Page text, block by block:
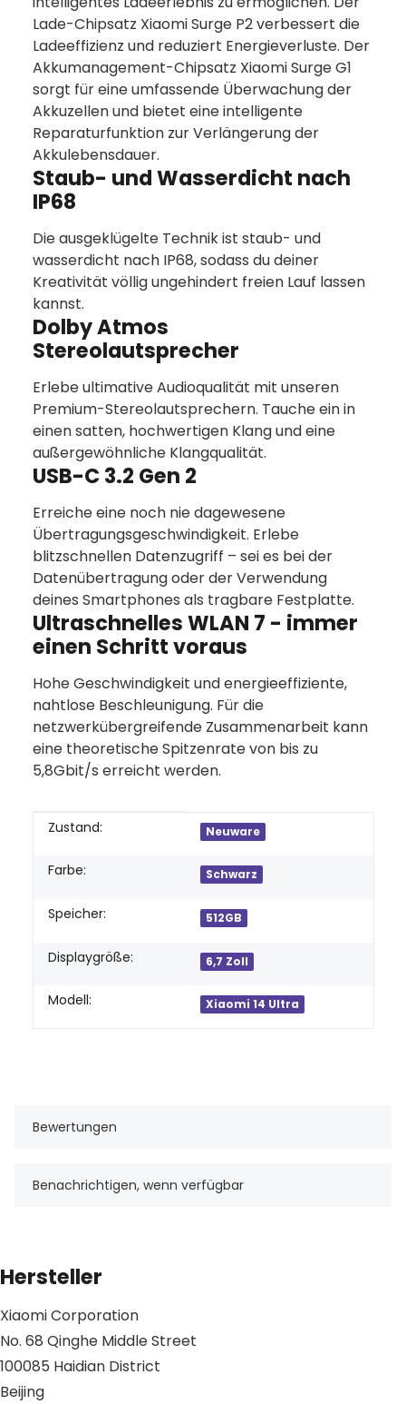
Lade-Chipsatz Xiaomi Surge P2 verbessert die
Ladeeffizienz und reduziert Energieverluste. Der
Akkumanagement-Chipsatz Xiaomi Surge G1
sorgt für eine umfassende Überwachung der
Akkuzellen und bietet eine intelligente
Reparaturfunktion zur Verlängerung der
Akkulebensdauer.
Staub- und Wasserdicht nach
IP68
Die ausgeklügelte Technik ist staub- und
wasserdicht nach IP68, sodass du deiner
Kreativität völlig ungehindert freien Lauf lassen
kannst.
Dolby Atmos
Stereolautsprecher
Erlebe ultimative Audioqualität mit unseren
Premium-Stereolautsprechern. Tauche ein in
einen satten, hochwertigen Klang und eine
außergewöhnliche Klangqualität.
USB-C 3.2 Gen 2
Erreiche eine noch nie dagewesene
Übertragungsgeschwindigkeit. Erlebe
blitzschnellen Datenzugriff – sei es bei der
Datenübertragung oder der Verwendung
deines Smartphones als tragbare Festplatte.
Ultraschnelles WLAN 7 - immer
einen Schritt voraus
Hohe Geschwindigkeit und energieeffiziente,
nahtlose Beschleunigung. Für die
netzwerkübergreifende Zusammenarbeit kann
eine theoretische Spitzenrate von bis zu
5,8Gbit/s erreicht werden.
Produkteigenschaft
Wert
Zustand: Neuware
Farbe: Schwarz
Speicher: 512GB
Displaygröße: 6,7 Zoll
Modell: Xiaomi 14 Ultra
Bewertungen
Benachrichtigen, wenn verfügbar
Hersteller
Xiaomi Corporation
No. 68 Qinghe Middle Street
100085 Haidian District
Beijing